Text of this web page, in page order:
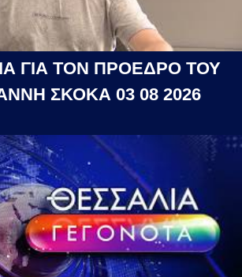
ΓΙΑ ΤΟΝ ΠΡΟΕΔΡΟ ΤΟΥ
ΣΚΟΚΑ 03 08 2026